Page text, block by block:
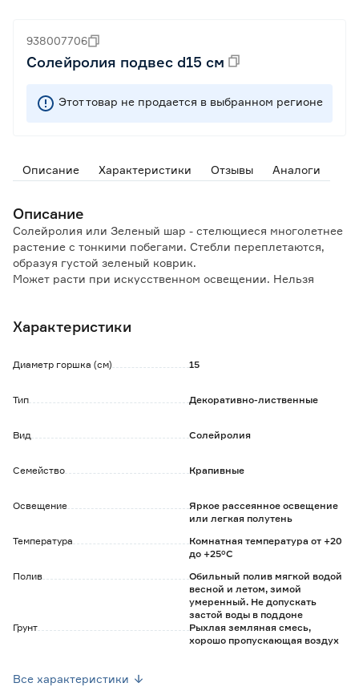
938007706
Солейролия подвес d15 см
Этот товар не продается в выбранном регионе
Описание Характеристики Отзывы Аналоги
Описание
Солейролия или Зеленый шар - стелющиеся многолетнее
растение с тонкими побегами. Стебли переплетаются,
образуя густой зеленый коврик.
Может расти при искусственном освещении. Нельзя
мягкой водой.
комплексным удобрением для декоративно-лиственных
Характеристики
Диаметр горшка (см) 15
Тип Декоративно-лиственные
Вид Солейролия
Семейство Крапивные
Освещение
Яркое рассеянное освещение
или легкая полутень
Температура
Комнатная температура от +20
до +25°C
Полив
Обильный полив мягкой водой
весной и летом, зимой
умеренный. Не допускать
застой воды в поддоне
Грунт
Рыхлая земляная смесь,
хорошо пропускающая воздух
Все характеристики